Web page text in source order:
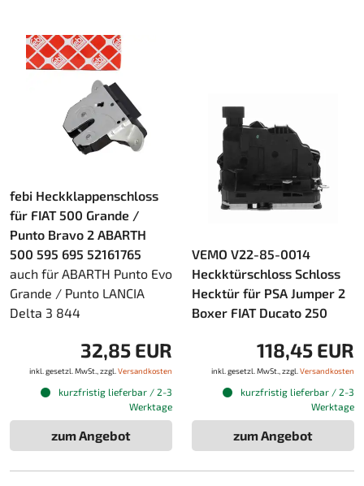
febi Heckklappenschloss
für FIAT 500 Grande /
Punto Bravo 2 ABARTH
500 595 695 52161765
auch für ABARTH Punto Evo
Grande / Punto LANCIA
Delta 3 844
32,85 EUR
inkl. gesetzl. MwSt., zzgl. Versandkosten
kurzfristig lieferbar / 2-3
Werktage
zum Angebot
VEMO V22-85-0014
Heckktürschloss Schloss
Hecktür für PSA Jumper 2
Boxer FIAT Ducato 250
118,45 EUR
inkl. gesetzl. MwSt., zzgl. Versandkosten
kurzfristig lieferbar / 2-3
Werktage
zum Angebot